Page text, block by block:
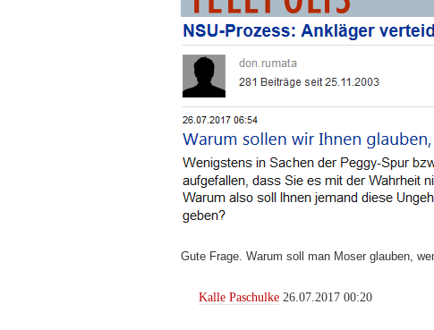
Gute Frage. Warum soll man Moser glauben,
Kalle Paschulke 26.07.2017 00:20